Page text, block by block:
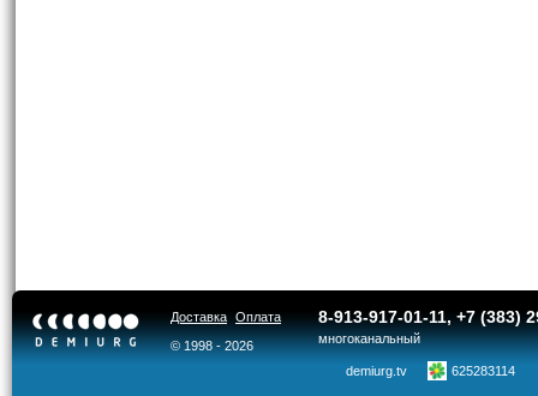
8-913-917-01-11, +7 (383)
многоканальный
demiurg.tv 625283114
Доставка Оплата
© 1998 - 2026